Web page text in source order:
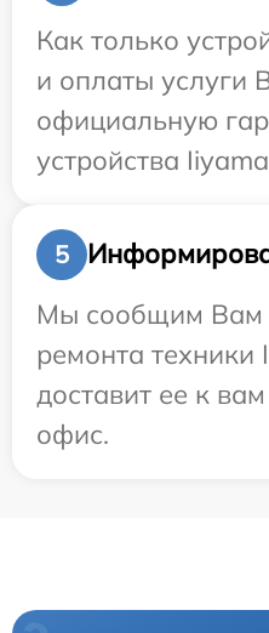
Как только
и оплаты услуги
официальную
устройства
5
Мы сообщим Вам
ремонта техники
доставит ее к
офис.